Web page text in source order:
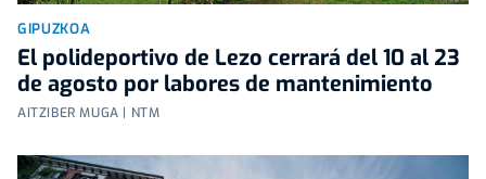
GIPUZKOA
El polideportivo de Lezo cerrará del 10 al 23
de agosto por labores de mantenimiento
AITZIBER MUGA | NTM